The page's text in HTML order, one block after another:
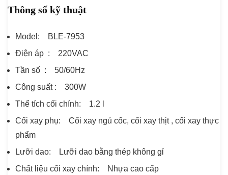
Thông số kỹ thuật
Model: BLE-7953
Điện áp : 220VAC
Tần số : 50/60Hz
Công suất : 300W
Thể tích cối chính: 1.2 l
Cối xay phụ: Cối xay ngủ cốc, cối xay thịt , cối xay thực
phẩm
Lưỡi dao: Lưỡi dao bằng thép không gỉ
Chất liệu cối xay chính: Nhựa cao cấp